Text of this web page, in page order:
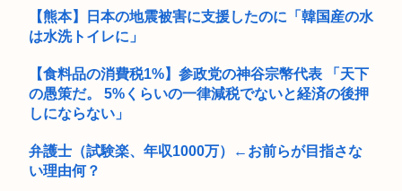
女子高生さん、顔面にクマ撃退スプレーを噴射されて救助要請
してしま...
旦那のしがない弟(ヽ´ん`) を蹴り殺した嫁さん(41)、無事逮...
ム
町のお弁当屋さん「申し訳ないが消費税1%になったらその分
【熊本】日本の地震被害に支援したのに「韓国産の水
は水洗トイレに」
【食料品の消費税1%】参政党の神谷宗幣代表 「天下
の愚策だ。 5%くらいの一律減税でないと経済の後押
しにならない」
弁護士（試験楽、年収1000万）←お前らが目指さな
い理由何？